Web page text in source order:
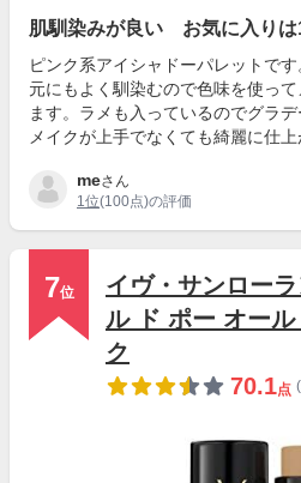
肌馴染みが良い お気に入りは
ピンク系アイシャドーパレットで
元にもよく馴染むので色味を使っ
ます。ラメも入っているのでグラ
メイクが上手でなくても綺麗に仕上
meさん
1位(100点)の評価
7位
イヴ・サンロー
ル ド ポー オー
ク
70.1点